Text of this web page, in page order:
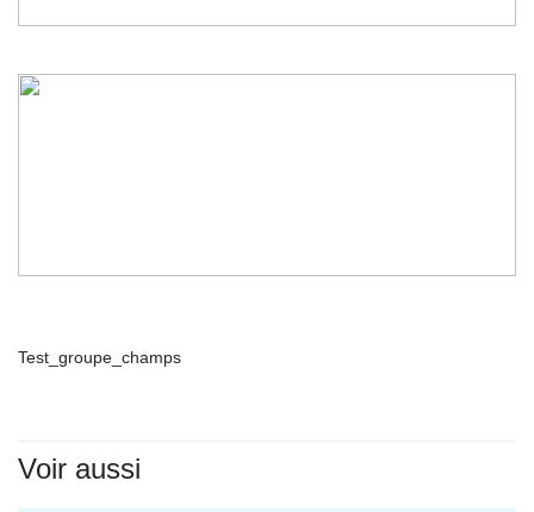
Test_groupe_champs
Voir aussi